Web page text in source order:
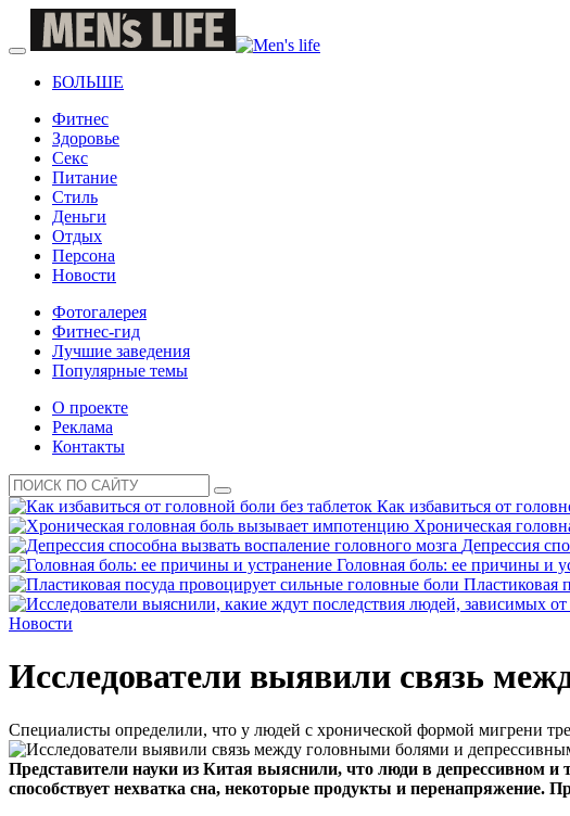
БОЛЬШЕ
Фитнес
Здоровье
Секс
Питание
Стиль
Деньги
Отдых
Персона
Новости
Фотогалерея
Фитнес-гид
Лучшие заведения
Популярные темы
О проекте
Реклама
Контакты
Как избавиться от
Хроническая
Депрессия
Головная боль: ее причины и
Пластиковая
Новости
Исследователи выявили связь
Специалисты определили, что у людей с хронической формой мигрени
Представители науки из Китая выяснили, что люди в депрессивном
способствует нехватка сна, некоторые продукты и перенапряжение.